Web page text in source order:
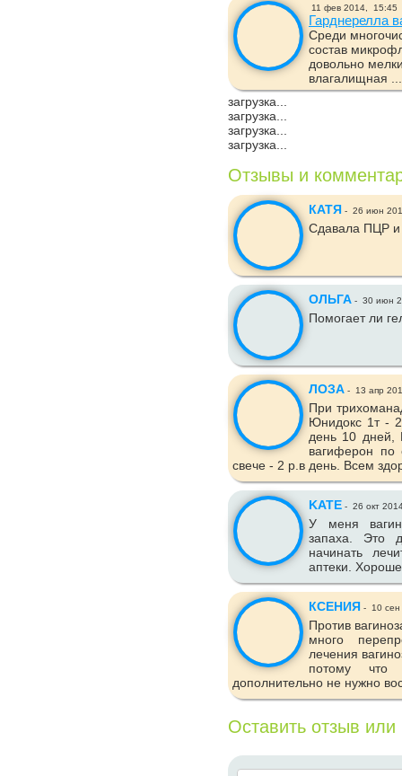
11 фев 2014, 15:45
Гарднерелла
Среди
состав
довольно
влагалищная ...
загрузка...
загрузка...
загрузка...
загрузка...
Отзывы и
КАТЯ - 26 июн
Сдавала ПЦР и
ОЛЬГА - 30 июн
Помогает ли
ЛОЗА - 13 апр
При
Юнидокс 1т -
день 10 дней,
вагиферон
свече - 2 р.в день. Всем
KATE - 26 окт
У меня
запаха. Это
начинать
аптеки.
КСЕНИЯ - 10
Против
много
лечения
потому
дополнительно не нужно
Оставить отзыв